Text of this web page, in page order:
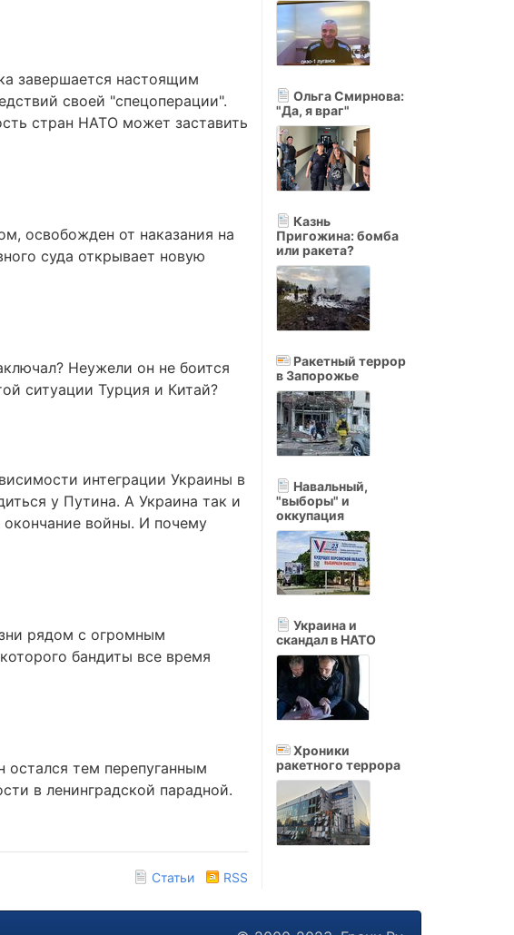
завершается настоящим
своей "спецоперации".
стран НАТО может заставить
освобожден от наказания на
суда открывает новую
Неужели он не боится
ситуации Турция и Китай?
интеграции Украины в
у Путина. А Украина так и
войны. И почему
рядом с огромным
бандиты все время
тем перепуганным
в ленинградской парадной.
Статьи RSS
Ольга Смирнова:
"Да, я враг"
Казнь
Пригожина: бомба
или ракета?
Ракетный террор
в Запорожье
Навальный,
"выборы" и
оккупация
Украина и
скандал в НАТО
Хроники
ракетного террора